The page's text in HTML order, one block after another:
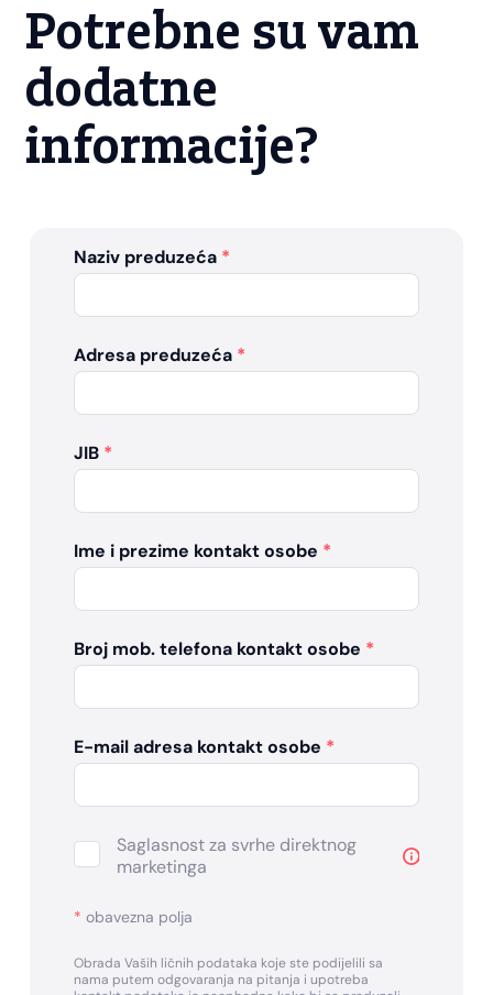
Potrebne su vam
dodatne
informacije?
Naziv preduzeća *
Adresa preduzeća *
JIB *
Ime i prezime kontakt osobe *
Broj mob. telefona kontakt osobe *
E-mail adresa kontakt osobe *
Saglasnost za svrhe direktnog
marketinga
* obavezna polja
Obrada Vaših ličnih podataka koje ste podijelili sa
nama putem odgovaranja na pitanja i upotreba